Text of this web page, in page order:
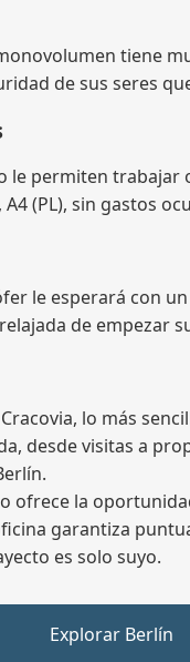
tiene
de sus seres
le permiten
(PL), sin gastos
le esperará con
de empezar
lo más
desde visitas a
ofrece la
garantiza
es solo suyo.
Explorar Berlín